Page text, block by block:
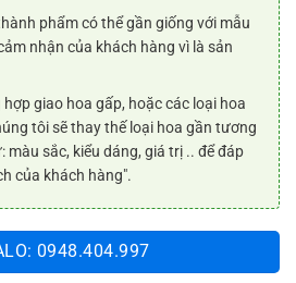
phẩm có thể gần giống với mẫu
nhận của khách hàng vì là sản
giao hoa gấp, hoặc các loại hoa
tôi sẽ thay thế loại hoa gần tương
màu sắc, kiểu dáng, giá trị .. để đáp
của khách hàng".
0948.404.997